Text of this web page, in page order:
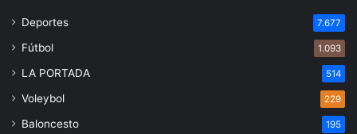
Deportes 7.677
Fútbol 1.093
LA PORTADA 514
Voleybol 229
Baloncesto 195